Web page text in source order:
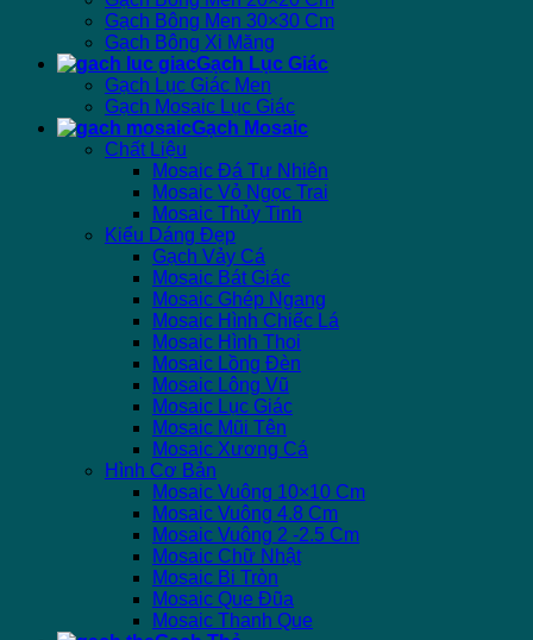
Gạch Bông Men 30×30 Cm
Gạch Bông Xi Măng
Gạch Lục Giác
Gạch Lục Giác Men
Gạch Mosaic Lục Giác
Gạch Mosaic
Chất Liệu
Mosaic Đá Tự Nhiên
Mosaic Vỏ Ngọc Trai
Mosaic Thủy Tinh
Kiểu Dáng Đẹp
Gạch Vảy Cá
Mosaic Bát Giác
Mosaic Ghép Ngang
Mosaic Hình Chiếc Lá
Mosaic Hình Thoi
Mosaic Lồng Đèn
Mosaic Lông Vũ
Mosaic Lục Giác
Mosaic Mũi Tên
Mosaic Xương Cá
Hình Cơ Bản
Mosaic Vuông 10×10 Cm
Mosaic Vuông 4.8 Cm
Mosaic Vuông 2 -2.5 Cm
Mosaic Chữ Nhật
Mosaic Bi Tròn
Mosaic Que Đũa
Mosaic Thanh Que